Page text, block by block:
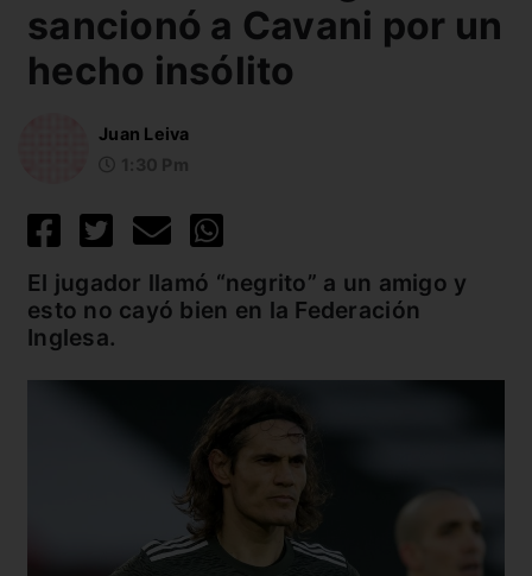
sancionó a Cavani por un
hecho insólito
Juan Leiva
El jugador llamó “negrito” a un amigo y
esto no cayó bien en la Federación
Inglesa.